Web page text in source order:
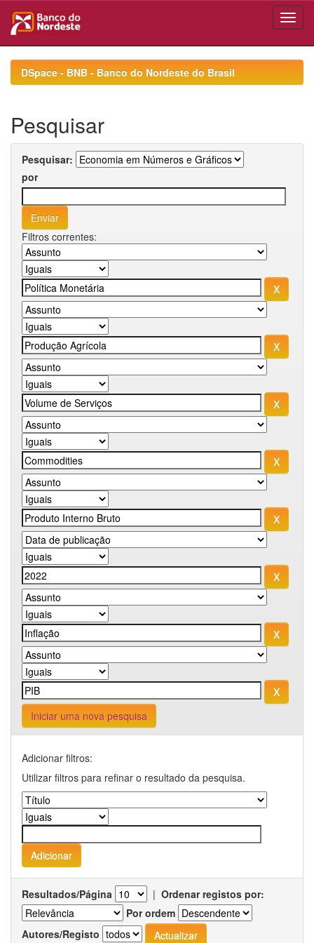
navigationDSpace - BNB - Banco do Nordeste do Brasil
Pesquisar
Pesquisar:
por
Filtros correntes:
Iniciar uma nova pesquisa
Adicionar filtros:
Utilizar filtros para refinar o resultado da pesquisa.
Resultados/Página | Ordenar registos por:
Por ordem
Autores/Registo